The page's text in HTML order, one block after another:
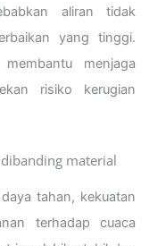
aliran tidak
yang tinggi.
menjaga
risiko kerugian
material
tahan, kekuatan
terhadap cuaca